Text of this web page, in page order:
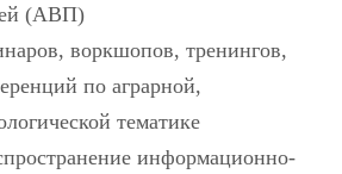
(АВП)
воркшопов, тренингов,
по аграрной,
тематике
информационно-